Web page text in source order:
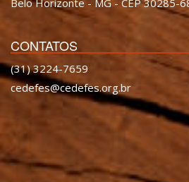
CONTATOS
(31) 3224-7659
cedefes@cedefes.org.br